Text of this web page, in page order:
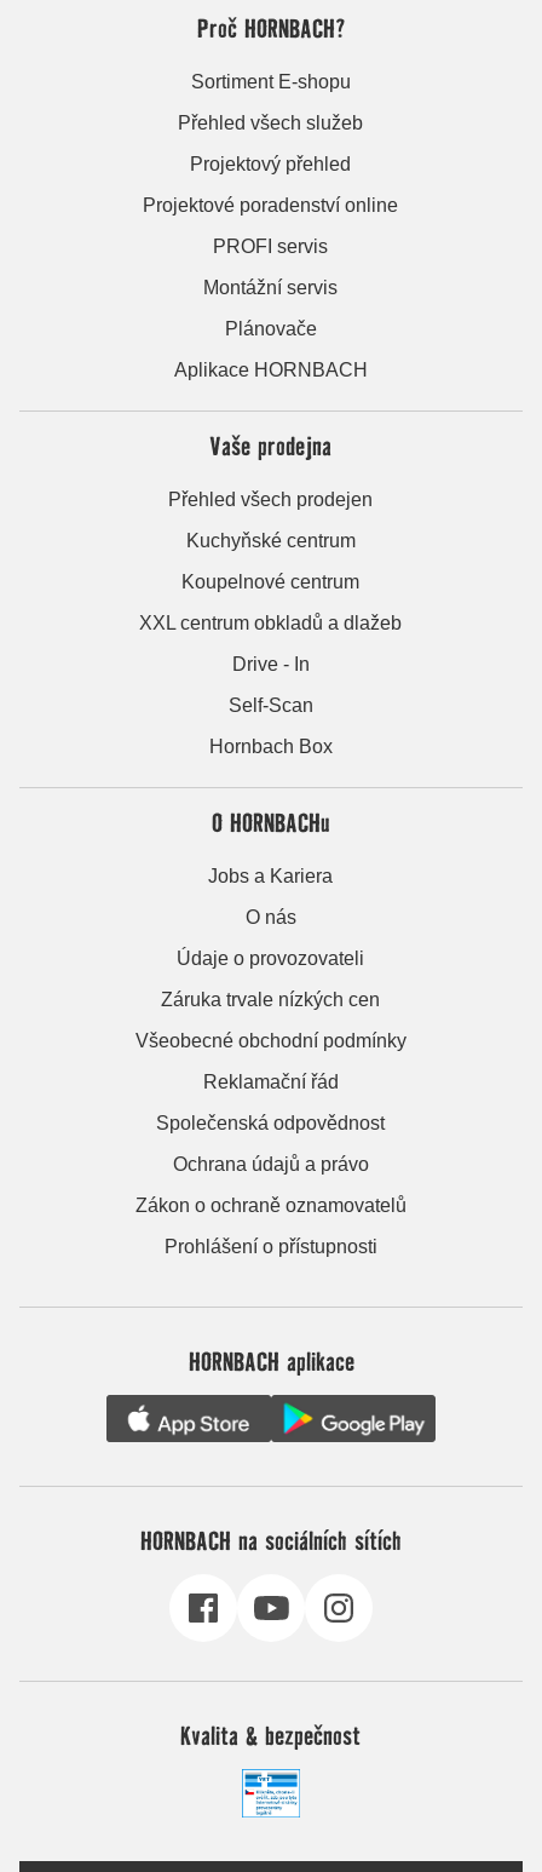
Proč HORNBACH?
Sortiment E-shopu
Přehled všech služeb
Projektový přehled
Projektové poradenství online
PROFI servis
Montážní servis
Plánovače
Aplikace HORNBACH
Vaše prodejna
Přehled všech prodejen
Kuchyňské centrum
Koupelnové centrum
XXL centrum obkladů a dlažeb
Drive - In
Self-Scan
Hornbach Box
O HORNBACHu
Jobs a Kariera
O nás
Údaje o provozovateli
Záruka trvale nízkých cen
Všeobecné obchodní podmínky
Reklamační řád
Společenská odpovědnost
Ochrana údajů a právo
Zákon o ochraně oznamovatelů
Prohlášení o přístupnosti
HORNBACH aplikace
HORNBACH na sociálních sítích
Kvalita & bezpečnost